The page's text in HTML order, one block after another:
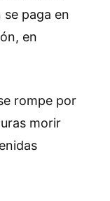
paga en
en
rompe por
morir